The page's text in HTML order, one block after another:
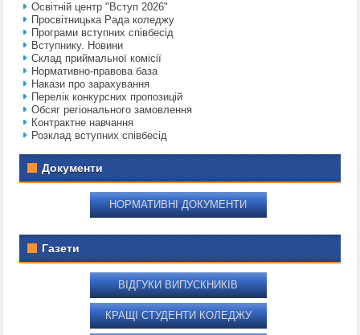
Освітній центр "Вступ 2026"
Просвітницька Рада коледжу
Програми вступних співбесід
Вступнику. Новини
Склад приймальної комісії
Нормативно-правова база
Накази про зарахування
Перелік конкурсних пропозицій
Обсяг регіонального замовлення
Контрактне навчання
Розклад вступних співбесід
Документи
НОРМАТИВНІ ДОКУМЕНТИ
Газети
ВІДГУКИ ВИПУСКНИКІВ
КРАЩІ СТУДЕНТИ КОЛЕДЖУ